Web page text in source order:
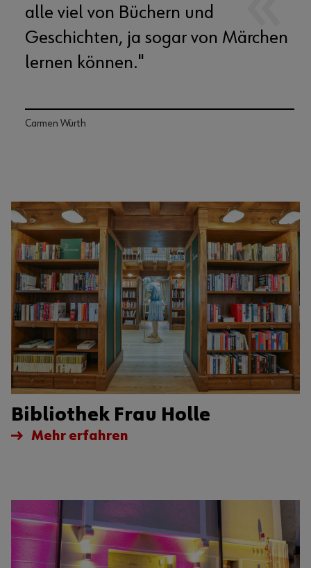
alle viel von Büchern und
Geschichten, ja sogar von Märchen
lernen können."
Carmen Würth
Bibliothek Frau Holle
Mehr erfahren